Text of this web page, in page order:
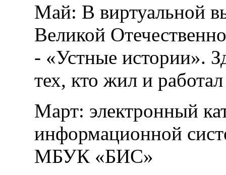
Май: В виртуальной
Великой
- «Устные истории».
тех, кто жил и
Март: электронный
информационной
МБУК «БИС»